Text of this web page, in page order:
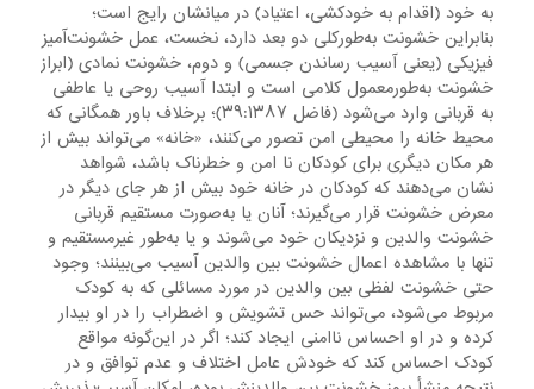
به خود (اقدام به خودکشی، اعتیاد) در میانشان رایج است؛
بنابراین خشونت به‌طورکلی دو بعد دارد، نخست، عمل خشونت‌آمیز
فیزیکی (یعنی آسیب رساندن جسمی) و دوم، خشونت نمادی (ابراز
خشونت به‌طورمعمول کلامی است و ابتدا آسیب روحی یا عاطفی
به قربانی وارد می‌شود (فاضل ۳۹:۱۳۸۷)؛ برخلاف باور همگانی که
محیط خانه را محیطی امن تصور می‌کنند، «خانه» می‌تواند بیش از
هر مکان دیگری برای کودکان نا امن و خطرناک باشد، شواهد
نشان می‌دهند که کودکان در خانه خود بیش از هر جای دیگر در
معرض خشونت قرار می‌گیرند؛ آنان یا به‌صورت مستقیم قربانی
خشونت والدین و نزدیکان خود می‌شوند و یا به‌طور غیرمستقیم و
تنها با مشاهده اعمال خشونت بین والدین آسیب می‌بینند؛ وجود
حتی خشونت لفظی بین والدین در مورد مسائلی که به کودک
مربوط می‌شود، می‌تواند حس تشویش و اضطراب را در او بیدار
کرده و در او احساس ناامنی ایجاد کند؛ اگر در این‌گونه مواقع
کودک احساس کند که خودش عامل اختلاف و عدم توافق و در